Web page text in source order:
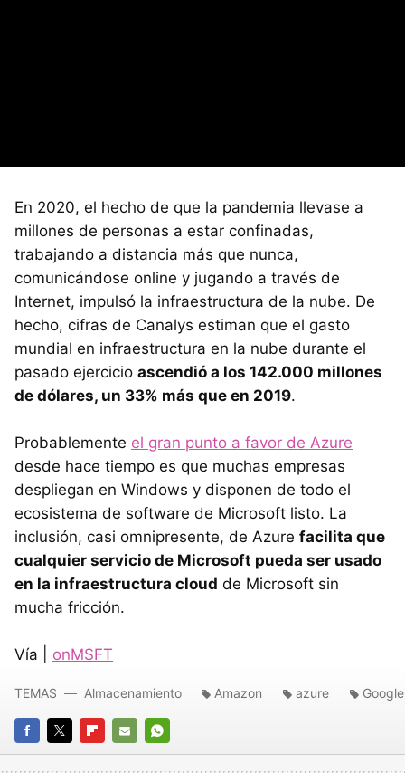
En 2020, el hecho de que la pandemia llevase a
millones de personas a estar confinadas,
trabajando a distancia más que nunca,
comunicándose online y jugando a través de
Internet, impulsó la infraestructura de la nube. De
hecho, cifras de Canalys estiman que el gasto
mundial en infraestructura en la nube durante el
pasado ejercicio ascendió a los 142.000 millones
de dólares, un 33% más que en 2019.
Probablemente el gran punto a favor de Azure
desde hace tiempo es que muchas empresas
despliegan en Windows y disponen de todo el
ecosistema de software de Microsoft listo. La
inclusión, casi omnipresente, de Azure facilita que
cualquier servicio de Microsoft pueda ser usado
en la infraestructura cloud de Microsoft sin
mucha fricción.
Vía | onMSFT
FACEBOOK
TWITTERFLIPBOARD
E-
WHATSAPP
TEMAS Almacenamiento Amazon azure